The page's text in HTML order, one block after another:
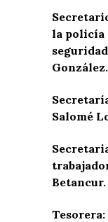
la policía
González.
Salomé
Betancur.